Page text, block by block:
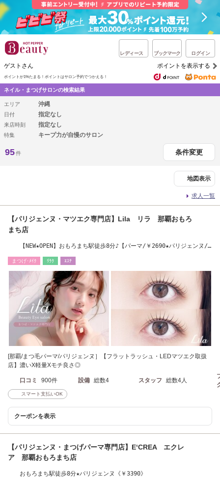
レディース ブックマーク ログイン
ゲストさん ポイントを表示する
ポイントが1%たまる！ ポイントはサロン予約でつかえる！
ネイル・まつげサロンの検索結果
エリア 沖縄
日付 指定なし
来店時刻 指定なし
特集 キープ力が自慢のサロン
95件 条件変更
地図表示
求人一覧
【パリジェンヌ・マツエク専門店】Lila リラ 那覇おもろ
まち店
【NEW★OPEN】おもろまち駅徒歩8分♪【パーマ/￥2690★パリジェンヌ/
まつげ･ﾒｲｸ ﾘﾗｸ ｴｽﾃ
[那覇/まつ毛パーマ/パリジェンヌ］【フラットラッシュ・LEDマツエク取扱
店】濃いX軽量Xモチ良さ◎
口コミ 900件 設備 総数4 スタッフ 総数4人
スマート支払いOK
クーポンを表示
【パリジェンヌ・まつげパーマ専門店】E‘CREA エクレ
ア 那覇おもろまち店
おもろまち駅徒歩8分★パリジェンヌ《￥3390》